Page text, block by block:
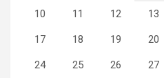
10 11 12 13
17 18 19 20
24 25 26 27